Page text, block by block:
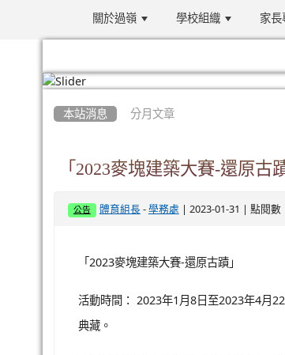
關於過嶺 學校組織 家長
本站消息 分月文章
「2023麥塊建築大賽-還原古
公告 體育組長- 學務處 | 2023-01-31 | 點閱數
「2023麥塊建築大賽-還原古蹟」
活動時間： 2023年1月8日至2023年4月
典藏。